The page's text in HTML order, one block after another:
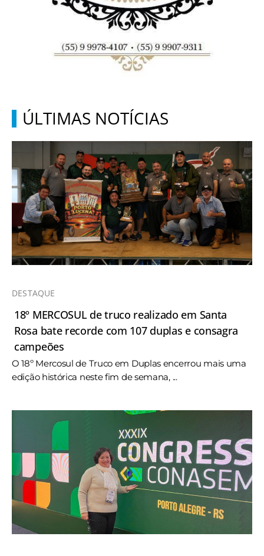
ÚLTIMAS NOTÍCIAS
DESTAQUE
18º MERCOSUL de truco realizado em Santa
Rosa bate recorde com 107 duplas e consagra
campeões
O 18º Mercosul de Truco em Duplas encerrou mais uma
edição histórica neste fim de semana, ...